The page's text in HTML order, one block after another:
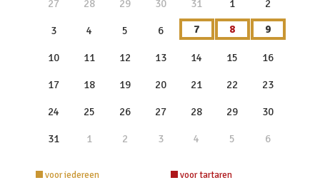
27 28 29 30 31 1 2
3 4 5 6 7 8 9
10 11 12 13 14 15 16
17 18 19 20 21 22 23
24 25 26 27 28 29 30
31 1 2 3 4 5 6
voor iedereen voor tartaren